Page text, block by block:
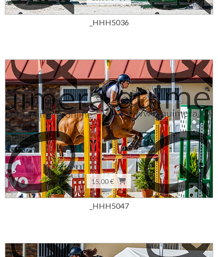
_HHH5036
15,00 €
_HHH5047